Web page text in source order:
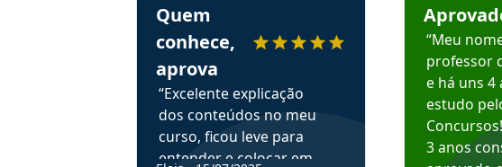
Quem
conhece,
aprova
“Excelente explicação
dos conteúdos no meu
curso, ficou leve para
entender e colocar em
“Meu
professor
e há uns 4
estudo
3 anos